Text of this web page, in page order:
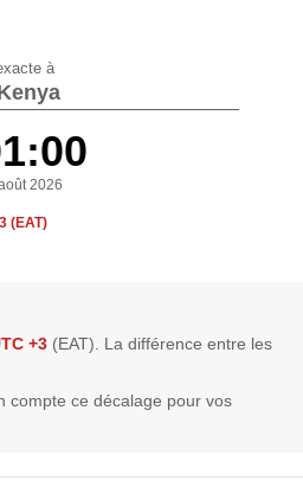
à
2026
(EAT)
+3 (EAT). La différence entre les
compte ce décalage pour vos